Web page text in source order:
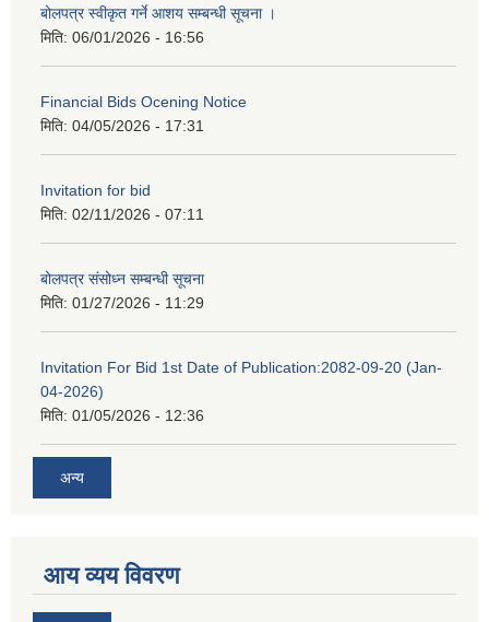
बोलपत्र स्वीकृत गर्ने आशय सम्बन्धी सूचना ।
मिति: 06/01/2026 - 16:56
Financial Bids Ocening Notice
मिति: 04/05/2026 - 17:31
Invitation for bid
मिति: 02/11/2026 - 07:11
बोलपत्र संसोध्न सम्बन्धी सूचना
मिति: 01/27/2026 - 11:29
Invitation For Bid 1st Date of Publication:2082-09-20 (Jan-
04-2026)
मिति: 01/05/2026 - 12:36
अन्य
आय व्यय विवरण